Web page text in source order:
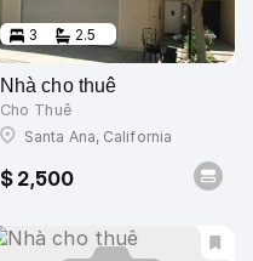
Nhà cho thuê
3 2.5
Cho Thuê
Santa Ana, California
$ 2,500